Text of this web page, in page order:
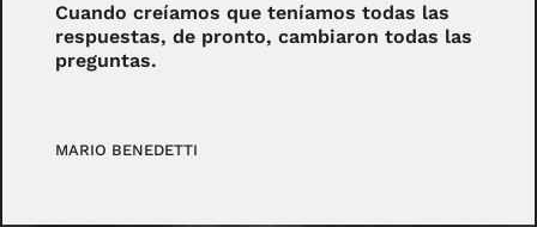
Cuando creíamos que teníamos todas las
respuestas, de pronto, cambiaron todas las
preguntas.
MARIO BENEDETTI